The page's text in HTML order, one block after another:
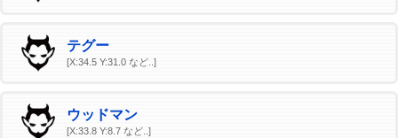
テグー
[X:34.5 Y:31.0 など..]
ウッドマン
[X:33.8 Y:8.7 など..]